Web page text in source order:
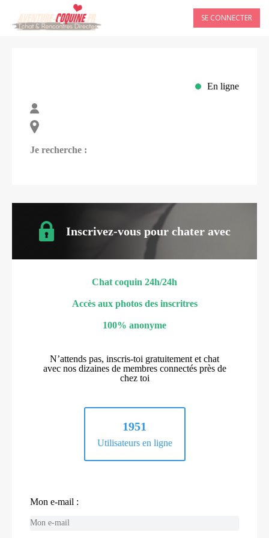
SE CONNECTER
En ligne
Je recherche :
Inscrivez-vous pour chater avec
Chat coquin 24h/24h
Accès aux photos des inscritres
100% anonyme
N’attends pas, inscris-toi gratuitement et chat
avec nos dizaines de membres connectés près de
chez toi
1951
Utilisateurs en ligne
Mon e-mail :